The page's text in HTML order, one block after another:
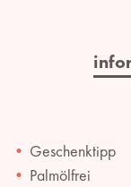
Geschenktipp
Palmölfrei